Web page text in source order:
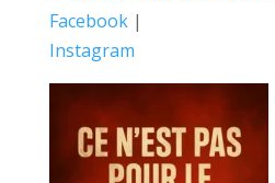
Facebook|
Instagram